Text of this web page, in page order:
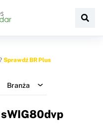
Sprawdź BR Plus
Branża
sWIG80dvp